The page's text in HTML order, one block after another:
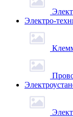
Электро-